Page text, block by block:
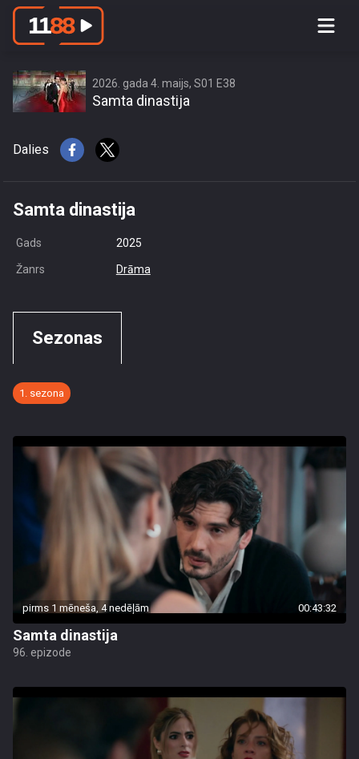
access this content due to your
location or other restrictions set by
country is US and IP address is
216.73.216.233
2026. gada 4. maijs, S01 E38
Samta dinastija
Dalies
Samta dinastija
Gads 2025
Žanrs Drāma
Sezonas
1. sezona
pirms 1 mēneša, 4 nedēļām 00:43:32
Samta dinastija
96. epizode